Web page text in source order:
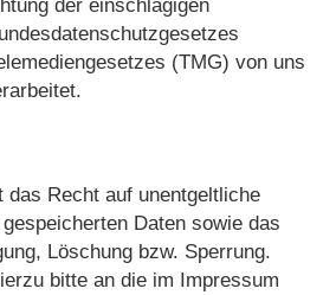
der einschlägigen
(TMG) von uns
das Recht auf unentgeltliche
Daten sowie das
Löschung bzw. Sperrung.
bitte an die im Impressum